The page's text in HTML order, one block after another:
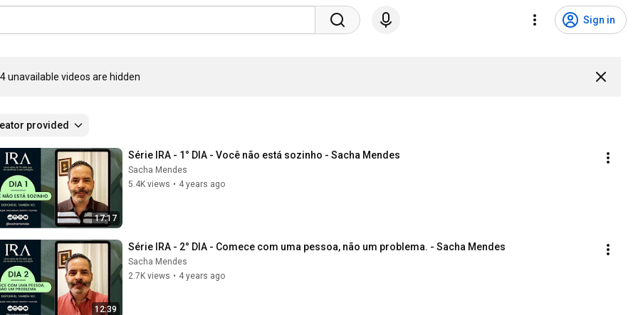
Sign in
4 unavailable videos are hidden
provided
17:17
Série IRA - 1° DIA - Você não está sozinho - Sacha Mendes
Sacha Mendes
5.4K views • 4 years ago
12:39
Série IRA - 2° DIA - Comece com uma pessoa, não um problema. - Sacha Mendes
Sacha Mendes
2.7K views • 4 years ago